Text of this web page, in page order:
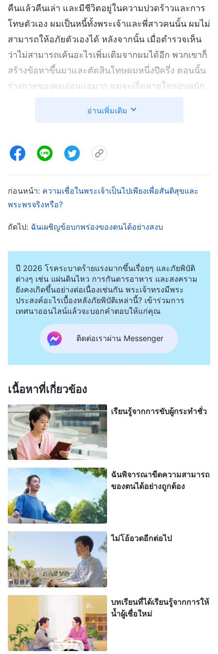
คืนแล้วคืนเล่า และมีชีวิตอยู่ในความปวดร้าวและการ
โทษตัวเอง ผมเป็นหนี้ทั้งพระเจ้าและพี่สาวคนนั้น ผมไม่
สามารถให้อภัยตัวเองได้ หลังจากนั้น เมื่อตำรวจเห็น
ว่าไม่สามารถเค้นอะไรเพิ่มเติมจากผมได้อีก พวกเขาก็
สร้างข้อหาขึ้นมาและตัดสินโทษผมหนึ่งปีครึ่ง ตอนนั้น
ร่างกายของผมอ่อนแอมาก ผมจะเริ่มหายใจหอบหนัก
ตำรวจเกรงว่าอาจทำให้ผมเสียชีวิตได้ ก็เลยปล่อยตัว
วัน แต่พวกเขาไม่อนุญาตให้ผมออกนอกพื้นที่ ผมต้อง
รายงานที่อยู่ให้พวกเขารู้ทุกเดือน และไปรายงานเรื่อง
ขณะเดียวกัน ตำรวจก็ไปเยือนบ้านของพี่สาวคนนั้น
และเธอก็ไม่สามารถทำหน้าที่ของเธอได้อีกต่อไป
มาจับผมอีกครั้ง ผมจึงรีบหนีไปทำงานที่อีกเมืองหนึ่ง
ไม่นานหลังจากนั้น ตำรวจก็ตามจับผมจนไปเจอที่ไซต์
ก่อสร้าง และผมก็หนีออกจากไซต์งานในคืนนั้น นั่นเป็น
ช่วงเวลาที่ยากลำบากที่สุดสำหรับผม ผมขาดการติด
ต่อกับคริสตจักร ญาติมิตรก็ตัดขาดจากผม ผมไม่มีที่ให้
หลบซ่อนและต้องพเนจรไปทั่ว โดยมักจะไปนอนอยู่ใต้
สะพาน ผมรู้สึกสิ้นหวังอย่างยิ่งในเวลานั้น ราวกับว่า
พระเจ้าไม่ต้องการผมอีกต่อไป ผมรู้ว่าผมได้ล่วงเกิน
แล้ว ในความเป็นจริง ผมสามารถสู้ทนต่อความทุกข์
ทางกายได้ แต่การสูญเสียพระเจ้า ชีวิตในคริสตจักร
และความสามารถที่จะอ่านพระวจนะของพระเจ้า
ทำให้ผมปรารถนาความตายมากกว่าการมีชีวิต ผมไม่
กล้าที่จะอธิษฐานถึงพระเจ้า และไม่รู้สึกว่าตัวเองคู่ควร
ที่จะอธิษฐานถึงพระองค์ ผมรู้สึกว่าตัวเองได้กลายเป็นยู
ดาส คนที่พระเจ้าทรงรังเกียจ พระเจ้าจะยังทรงฟังคำ
อธิษฐานของผมอยู่ไหม? ผมไม่อาจข่มตาให้หลับได้คืน
แล้วคืนเล่า และเต็มไปด้วยความเสียใจอย่างมาก จน
ผมไม่รู้ว่าตบหน้าตัวเองไปกี่ครั้งแล้ว และหลายครั้งผม
ต้องการยุติความเจ็บปวดด้วยการตาย ต่อมา ผมนึกถึง
พระวจนะของพระเจ้าและเริ่มเข้าใจเจตนารมณ์ของ
พระองค์มากขึ้นเล็กน้อย พระวจนะของพระเจ้ากล่าวว่า
“วันนี้ ผู้คนส่วนใหญ่ไม่มีความรู้นั้น พวกเขาเชื่อว่า
ความทุกข์นั้นปราศจากคุณค่า พวกเขาถูกโลกประกาศ
ตัดขาด ชีวิตในบ้านของพวกเขามีปัญหา พวกเขาไม่
เป็นที่รักของพระเจ้า และความสำเร็จที่คาดว่าจะเป็น
อ่านเพิ่มเติม
ก่อนหน้า: ความเชื่อในพระเจ้าเป็นไปเพียงเพื่อสันติสุขและ
พระพรจริงหรือ?
ถัดไป: ฉันเผชิญข้อบกพร่องของตนได้อย่างสงบ
ปี 2026 โรคระบาดร้ายแรงมากขึ้นเรื่อยๆ และภัยพิบัติ
ต่างๆ เช่น แผ่นดินไหว การกันดารอาหาร และสงคราม
ยังคงเกิดขึ้นอย่างต่อเนื่องเช่นกัน พระเจ้าทรงมีพระ
ประสงค์อะไรเบื้องหลังภัยพิบัติเหล่านี้? เข้าร่วมการ
เทศนาออนไลน์แล้วจะบอกคำตอบให้แก่คุณ
ติดต่อเราผ่าน Messenger
เนื้อหาที่เกี่ยวข้อง
เรียนรู้จากการขับผู้กระทำชั่ว
ฉันพิจารณาขีดความสามารถ
ของตนได้อย่างถูกต้อง
ไม่โอ้อวดอีกต่อไป
บทเรียนที่ได้เรียนรู้จากการให้
น้ำผู้เชื่อใหม่